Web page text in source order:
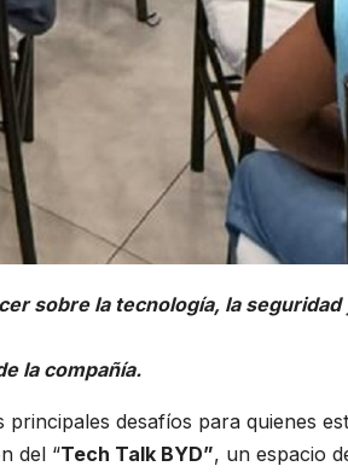
sobre la tecnología, la
la compañía.
desafíos para quienes
del “Tech Talk BYD”, un espacio